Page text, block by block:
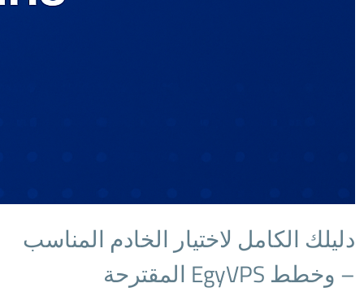
دليلك الكامل لاختيار الخادم المناسب
– وخطط EgyVPS المقترحة